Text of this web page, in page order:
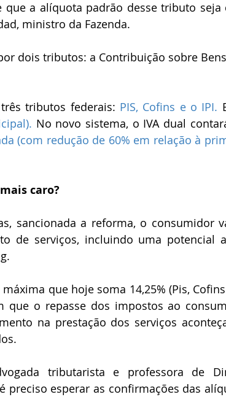
que a alíquota padrão desse tributo seja
ministro da Fazenda.
dois tributos: a Contribuição sobre Bens
tributos federais: PIS, Cofins e o IPI.
No novo sistema, o IVA dual
(com redução de 60% em relação à
caro?
sancionada a reforma, o consumidor
de serviços, incluindo uma potencial
que hoje soma 14,25% (Pis,
que o repasse dos impostos ao
na prestação dos serviços
tributarista e professora de
é preciso esperar as confirmações das